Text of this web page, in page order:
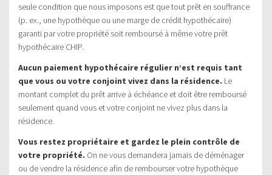
seule condition que nous imposons est que tout prêt en souffrance
(p. ex., une hypothèque ou une marge de crédit hypothécaire)
garanti par votre propriété soit remboursé à même votre prêt
hypothécaire CHIP.
Aucun paiement hypothécaire régulier n’est requis tant
que vous ou votre conjoint vivez dans la résidence. Le
montant complet du prêt arrive à échéance et doit être remboursé
seulement quand vous et votre conjoint ne vivez plus dans la
résidence.
Vous restez propriétaire et gardez le plein contrôle de
votre propriété. On ne vous demandera jamais de déménager
ou de vendre la résidence afin de rembourser votre hypothèque